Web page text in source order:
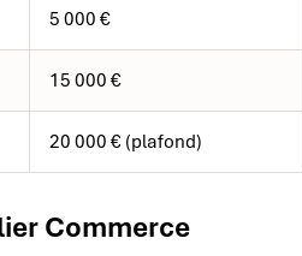
5 000 €
15 000 €
20 000 € (plafond)
Commerce